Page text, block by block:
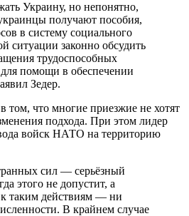
Украину, но непонятно,
получают пособия,
в систему социального
ситуации законно обсудить
трудоспособных
помощи в обеспечении
Зедер.
том, что многие приезжие не хотят
подхода. При этом лидер
войск НАТО на территорию
сил — серьёзный
этого не допустит, а
к таким действиям — ни
В крайнем случае